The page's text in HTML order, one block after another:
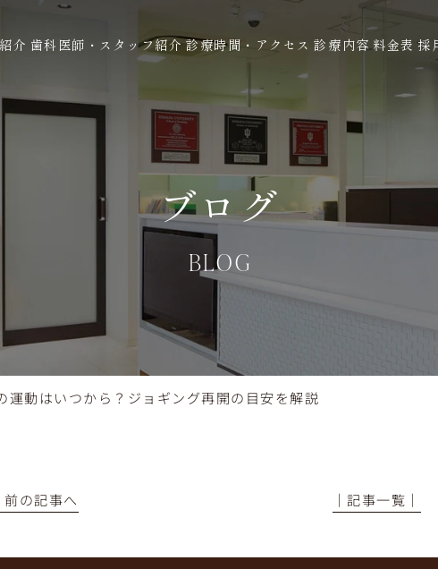
介 歯科医師・スタッフ紹介 診療時間・アクセス 診療内容 料金表 採
ブログ
BLOG
運動はいつから？ジョギング再開の目安を解説
前の記事へ │記事一覧│